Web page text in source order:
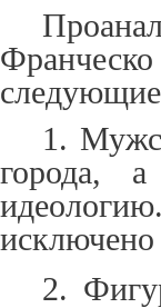
1.
города,
2.